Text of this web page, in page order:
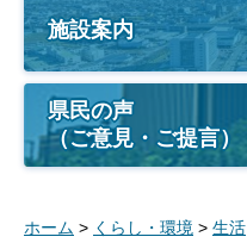
施設案内
県民の声
（ご意見・ご提言）
ホーム > くらし・環境 > 生活